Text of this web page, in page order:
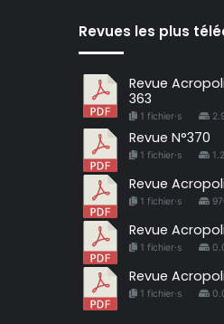
Revues les plus
Revue
363
1 fichier·s
Revue N°370
1 fichier·s
Revue
1 fichier·s
Revue
1 fichier·s
Revue
1 fichier·s